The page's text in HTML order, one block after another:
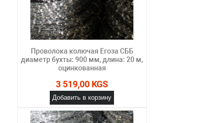
Проволока колючая Егоза СББ
диаметр бухты: 900 мм, длина: 20 м,
оцинкованная
3 519,00 KGS
Добавить в корзину